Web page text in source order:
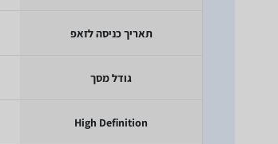
תאריך כניסה לזאפ
גודל מסך
High Definition